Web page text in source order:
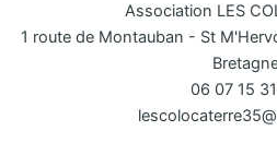
Association LES
1 route de Montauban - St
06 07 15